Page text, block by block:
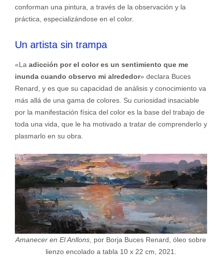
conforman una pintura, a través de la observación y la
práctica, especializándose en el color.
Un artista sin trampa
«La adicción por el color es un sentimiento que me
inunda cuando observo mi alrededor» declara Buces
Renard, y es que su capacidad de análisis y conocimiento va
más allá de una gama de colores. Su curiosidad insaciable
por la manifestación física del color es la base del trabajo de
toda una vida, que le ha motivado a tratar de comprenderlo y
plasmarlo en su obra.
Amanecer en El Anllons , por Borja Buces Renard, óleo sobre
lienzo encolado a tabla 10 x 22 cm, 2021.